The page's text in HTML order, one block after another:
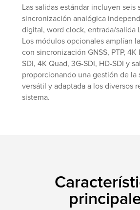
Las salidas estándar incluyen seis
sincronización analógica
digital, word clock, entrada/salida
Los módulos opcionales amplían
con sincronización GNSS, PTP, 4K
SDI, 4K Quad, 3G-SDI, HD-SDI y
proporcionando una gestión de la
versátil y adaptada a los diversos
sistema.